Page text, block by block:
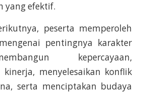
yang efektif.
peserta memperoleh
pentingnya karakter
kepercayaan,
kinerja, menyelesaikan konflik
serta menciptakan budaya